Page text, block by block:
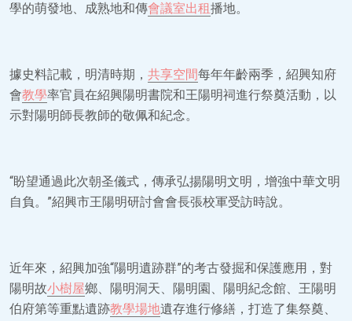
學的萌發地、成熟地和傳會議室出租播地。
據史料記載，明清時期， 共享空間每年年齡兩季，紹興知府
會教學率官員在紹興陽明書院和王陽明祠進行祭奠活動，以
示對陽明師長教師的敬佩和紀念。
“盼望通過此次朝圣儀式，傳承弘揚陽明文明，增強中華文明
自負。”紹興市王陽明研討會會長張校軍受訪時說。
近年來，紹興加強“陽明遺跡群”的考古發掘和保護應用，對
陽明故小樹屋鄉、陽明洞天、陽明園、陽明紀念館、王陽明
伯府第等重點遺跡教學場地遺存進行修繕，打造了集祭奠、